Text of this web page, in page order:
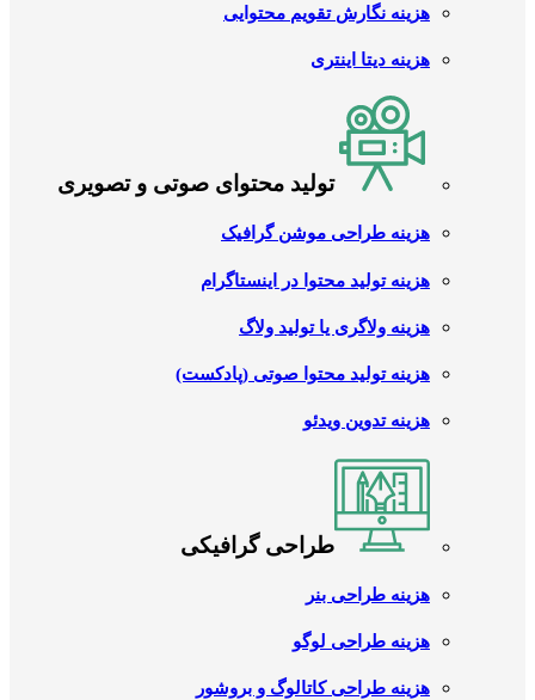
هزینه نگارش تقویم محتوایی
هزینه دیتا اینتری
تولید محتوای صوتی و تصویری
هزینه طراحی موشن گرافیک
هزینه تولید محتوا در اینستاگرام
هزینه ولاگری یا تولید ولاگ
هزینه تولید محتوا صوتی (پادکست)
هزینه تدوین ویدئو
طراحی گرافیکی
هزینه طراحی بنر
هزینه طراحی لوگو
هزینه طراحی کاتالوگ و بروشور